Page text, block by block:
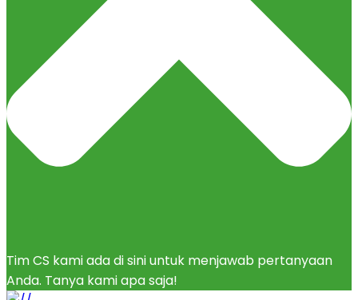
Tim CS kami ada di sini untuk menjawab pertanyaan
Anda. Tanya kami apa saja!